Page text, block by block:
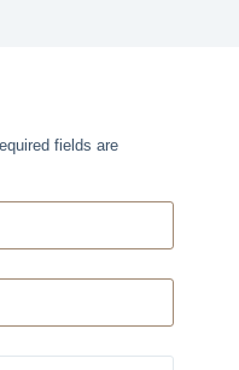
fields are